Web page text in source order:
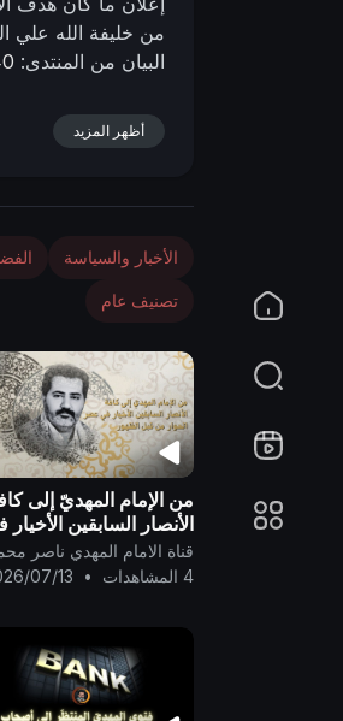
nمن خليفة الله علي
البيان من المنتدى:
أظهر المزيد
الأخبار والسياسة
تصنيف عام
من الإمام المهديّ إلى
الأنصار السابقين الأخيار
عصر الحوار من قبل
..
4 المشاهدات
•
07/13